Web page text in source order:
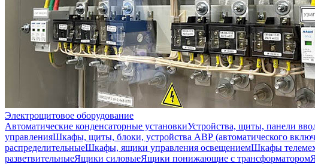
Электрощитовое оборудование
Автоматические конденсаторные установкиУстройства, щиты, панели
управленияШкафы, щиты, блоки, устройства АВР (автоматического
распределительныеШкафы, ящики управления освещениемШкафы
разветвительныеЯщики силовыеЯщики понижающие с трансформатором